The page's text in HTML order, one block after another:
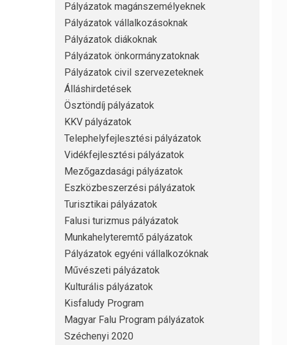
Pályázatok magánszemélyeknek
Pályázatok vállalkozásoknak
Pályázatok diákoknak
Pályázatok önkormányzatoknak
Pályázatok civil szervezeteknek
Álláshirdetések
Ösztöndíj pályázatok
KKV pályázatok
Telephelyfejlesztési pályázatok
Vidékfejlesztési pályázatok
Mezőgazdasági pályázatok
Eszközbeszerzési pályázatok
Turisztikai pályázatok
Falusi turizmus pályázatok
Munkahelyteremtő pályázatok
Pályázatok egyéni vállalkozóknak
Művészeti pályázatok
Kulturális pályázatok
Kisfaludy Program
Magyar Falu Program pályázatok
Széchenyi 2020